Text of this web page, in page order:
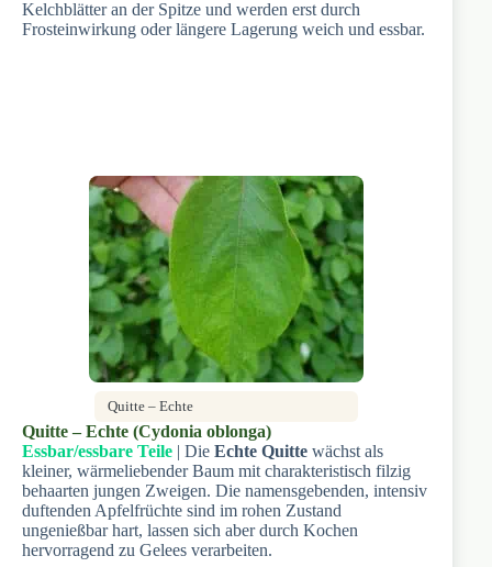
Kelchblätter an der Spitze und werden erst durch
Frosteinwirkung oder längere Lagerung weich und essbar.
Quitte – Echte
Quitte – Echte (Cydonia oblonga)
Essbar/essbare Teile | Die Echte Quitte wächst als
kleiner, wärmeliebender Baum mit charakteristisch filzig
behaarten jungen Zweigen. Die namensgebenden, intensiv
duftenden Apfelfrüchte sind im rohen Zustand
ungenießbar hart, lassen sich aber durch Kochen
hervorragend zu Gelees verarbeiten.